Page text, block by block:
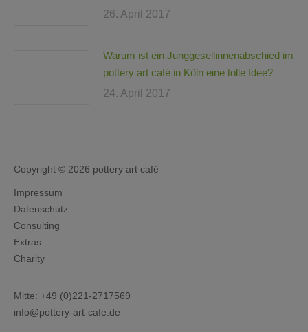
26. April 2017
Warum ist ein Junggesellinnenabschied im
pottery art café in Köln eine tolle Idee?
24. April 2017
Copyright © 2026 pottery art café
Impressum
Datenschutz
Consulting
Extras
Charity
Mitte: +49 (0)221-2717569
info@pottery-art-cafe.de